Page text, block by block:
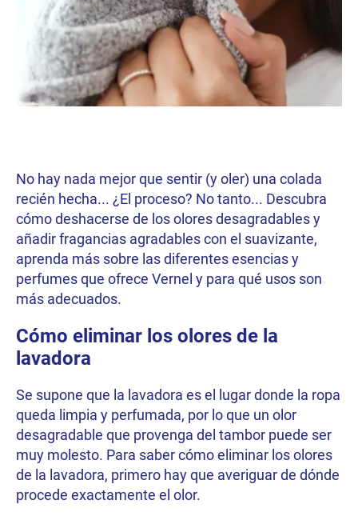
No hay nada mejor que sentir (y oler) una colada
recién hecha... ¿El proceso? No tanto... Descubra
cómo deshacerse de los olores desagradables y
añadir fragancias agradables con el suavizante,
aprenda más sobre las diferentes esencias y
perfumes que ofrece Vernel y para qué usos son
más adecuados.
Cómo eliminar los olores de la
lavadora
Se supone que la lavadora es el lugar donde la ropa
queda limpia y perfumada, por lo que un olor
desagradable que provenga del tambor puede ser
muy molesto. Para saber cómo eliminar los olores
de la lavadora, primero hay que averiguar de dónde
procede exactamente el olor.